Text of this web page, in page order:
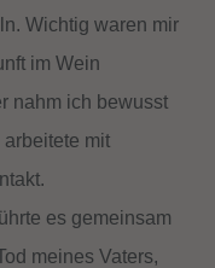
Wichtig waren mir
im Wein
nahm ich bewusst
mit
es gemeinsam
meines Vaters,